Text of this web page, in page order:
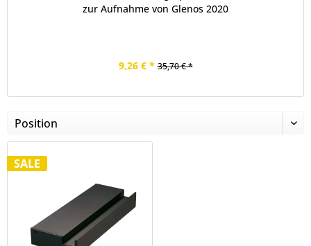
zur Aufnahme von Glenos 2020
9,26 € * 35,70 € *
SALE